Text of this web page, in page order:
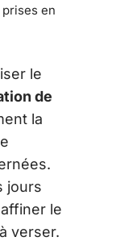
en
le
de
la
jours
le
à verser.